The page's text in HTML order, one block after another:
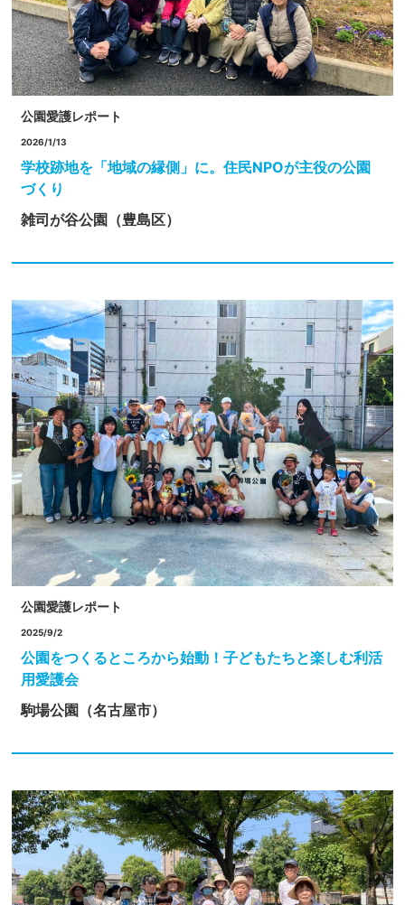
公園愛護レポート
2026/1/13
学校跡地を「地域の縁側」に。住民NPOが主役の公園
づくり
雑司が谷公園（豊島区）
公園愛護レポート
2025/9/2
公園をつくるところから始動！子どもたちと楽しむ利活
用愛護会
駒場公園（名古屋市）